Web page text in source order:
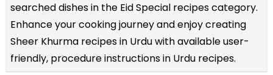
searched dishes in the Eid Special recipes category.
Enhance your cooking journey and enjoy creating
Sheer Khurma recipes in Urdu with available user-
friendly, procedure instructions in Urdu recipes.